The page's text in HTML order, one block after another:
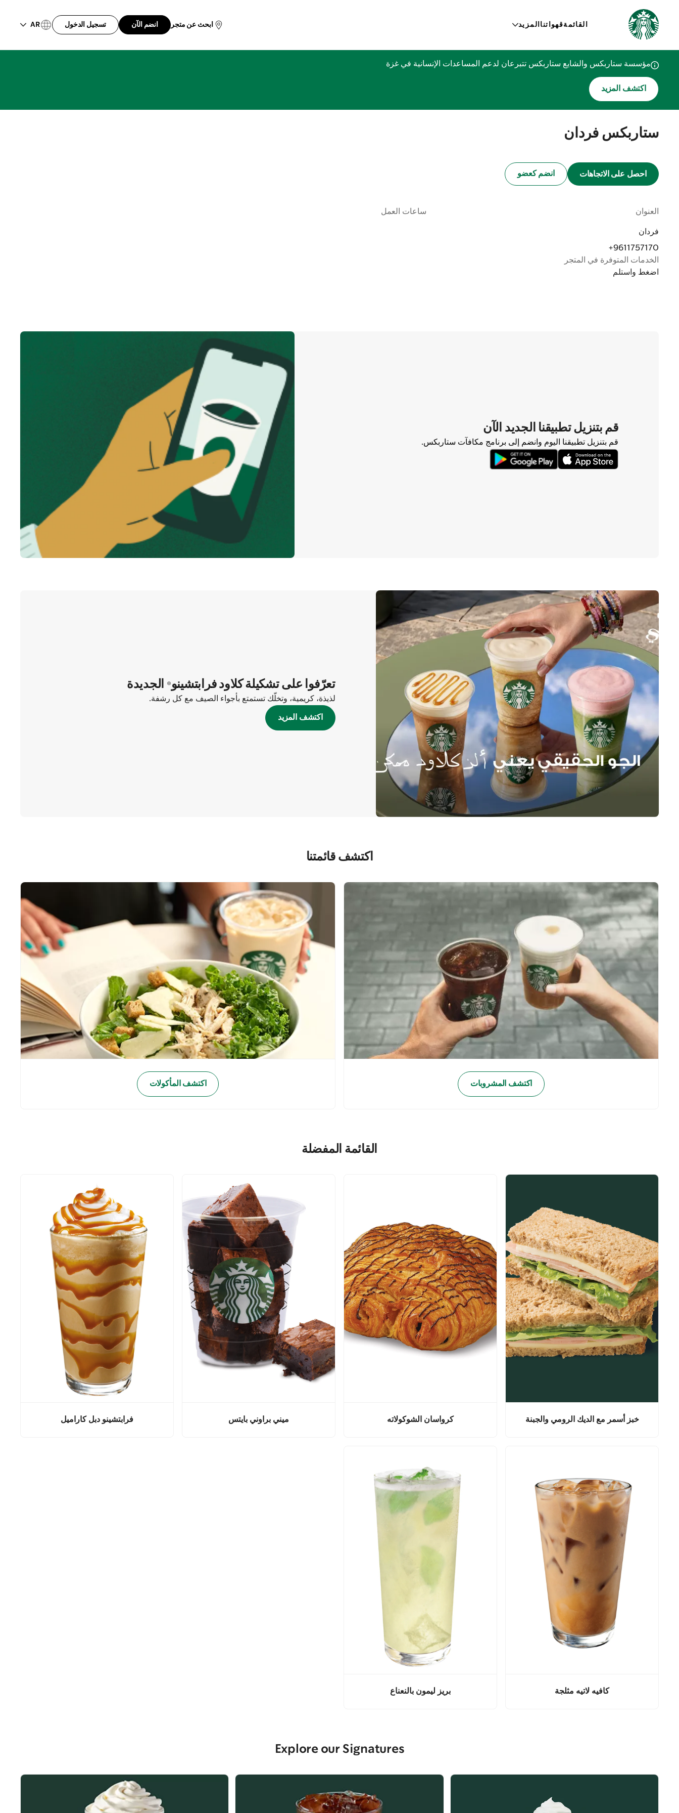
القائمةقهواتنا المزيد ابحث عن متجر انضم الآن تسجيل الدخول AR
مؤسسة ستاربكس والشايع ستاربكس تتبرعان لدعم المساعدات الإنسانية في غزة
اكتشف المزيد
ستاربكس فردان
احصل على الاتجاهات انضم كعضو
العنوان
فردان
+9611757170
الخدمات المتوفرة في المتجر
اضغط واستلم
ساعات العمل
قم بتنزيل تطبيقنا الجديد الآن
قم بتنزيل تطبيقنا اليوم وانضم إلى برنامج مكافآت ستاربكس.
تعرّفوا على تشكيلة كلاود فرابتشينو® الجديدة
لذيذة، كريمية، وتخلّك تستمتع بأجواء الصيف مع كل رشفة.
اكتشف المزيد
اكتشف قائمتنا
اكتشف المشروبات اكتشف المأكولات
القائمة المفضلة
خبز أسمر مع الديك الرومي والجبنة كرواسان الشوكولاته ميني براوني بايتس فرابتشينو دبل كاراميل
كافيه لاتيه مثلجة بريز ليمون بالنعناع
Explore our Signatures